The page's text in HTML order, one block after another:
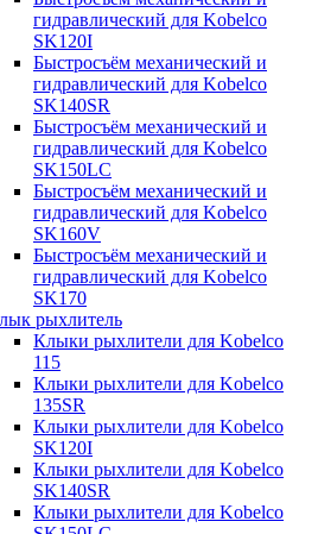
гидравлический для Kobelco
SK120I
Быстросъём механический и
гидравлический для Kobelco
SK140SR
Быстросъём механический и
гидравлический для Kobelco
SK150LC
Быстросъём механический и
гидравлический для Kobelco
SK160V
Быстросъём механический и
гидравлический для Kobelco
SK170
рыхлитель
Клыки рыхлители для Kobelco
115
Клыки рыхлители для Kobelco
135SR
Клыки рыхлители для Kobelco
SK120I
Клыки рыхлители для Kobelco
SK140SR
Клыки рыхлители для Kobelco